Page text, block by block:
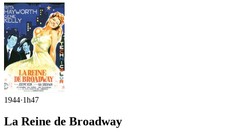
1944·1h47
La Reine de Broadway